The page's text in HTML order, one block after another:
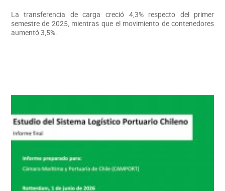
La transferencia de carga creció 4,3% respecto del primer
semestre de 2025, mientras que el movimiento de contenedores
aumentó 3,5%.